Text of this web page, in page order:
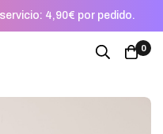
4,90€ por pedido.
0